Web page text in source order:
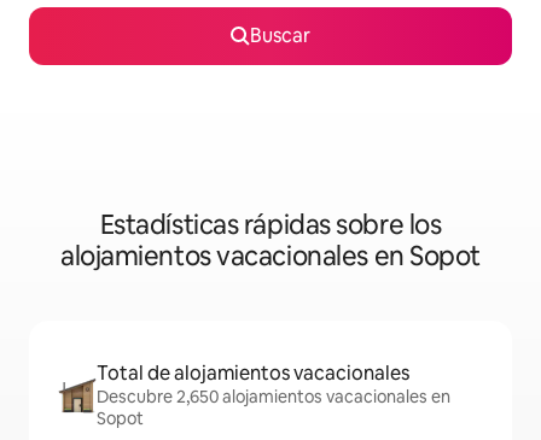
Buscar
Estadísticas rápidas sobre los
alojamientos vacacionales en Sopot
Total de alojamientos vacacionales
Descubre 2,650 alojamientos vacacionales en
Sopot